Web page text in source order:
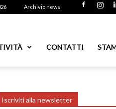
Archivio news
CONTATTI
Iscriviti alla newsletter